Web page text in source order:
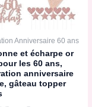
Anniversaire 60 ans
et écharpe or
les 60 ans,
anniversaire
gâteau topper